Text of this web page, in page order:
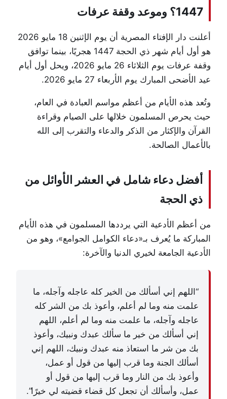
1447؟ وموعد وقفة عرفات
أعلنت دار الإفتاء المصرية
أن يوم الإثنين 18 مايو 2026
هو أول أيام شهر ذي الحجة 1447 هجريًا، بينما توافق
وقفة عرفات يوم الثلاثاء 26 مايو 2026، ويحل أول أيام
عيد الأضحى المبارك يوم الأربعاء 27 مايو 2026.
وتُعد هذه الأيام من أعظم مواسم العبادة في العام،
حيث يحرص المسلمون خلالها على الصيام وقراءة
القرآن والإكثار من الذكر والدعاء والتقرب إلى الله
بالأعمال الصالحة.
أفضل دعاء شامل في العشر الأوائل من
ذي الحجة
من أعظم الأدعية التي يرددها المسلمون في هذه الأيام
المباركة ما يُعرف بـ«دعاء الكوامل الجوامع»، وهو من
الأدعية الجامعة لخيري الدنيا والآخرة:
“اللهم إني أسألك من الخير كله عاجله وآجله، ما
علمت منه وما لم أعلم، وأعوذ بك من الشر كله
عاجله وآجله، ما علمت منه وما لم أعلم، اللهم
إني أسألك من خير ما سألك عبدك ونبيك، وأعوذ
بك من شر ما استعاذ منه عبدك ونبيك، اللهم إني
أسألك الجنة وما قرب إليها من قول أو عمل،
وأعوذ بك من النار وما قرب إليها من قول أو
عمل، وأسألك أن تجعل كل قضاء قضيته لي خيرًا”.